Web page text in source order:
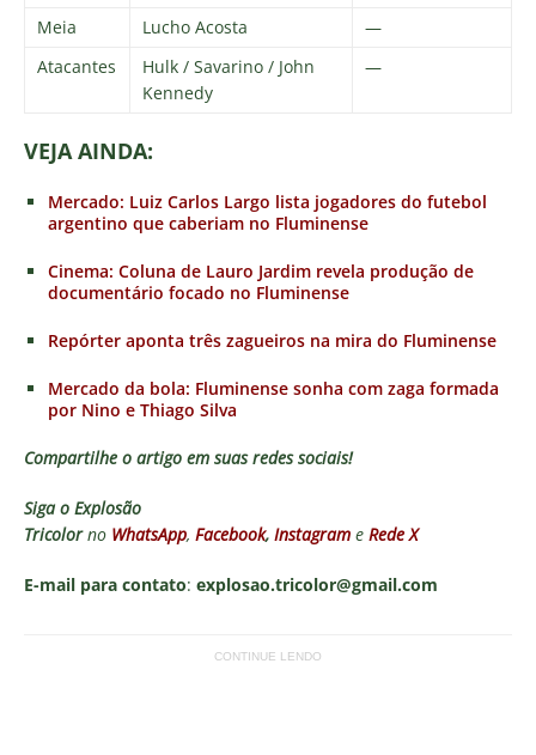
Meia
Lucho Acosta
—
Atacantes
Hulk / Savarino / John
Kennedy
—
VEJA AINDA:
Mercado: Luiz Carlos Largo lista jogadores do futebol
argentino que caberiam no Fluminense
Cinema: Coluna de Lauro Jardim revela produção de
documentário focado no Fluminense
Repórter aponta três zagueiros na mira do Fluminense
Mercado da bola: Fluminense sonha com zaga formada
por Nino e Thiago Silva
Compartilhe o artigo em suas redes sociais!
Siga o Explosão
Tricolorno WhatsApp, Facebook, Instagram e Rede X
E-mail para contato: explosao.tricolor@gmail.com
CONTINUE LENDO